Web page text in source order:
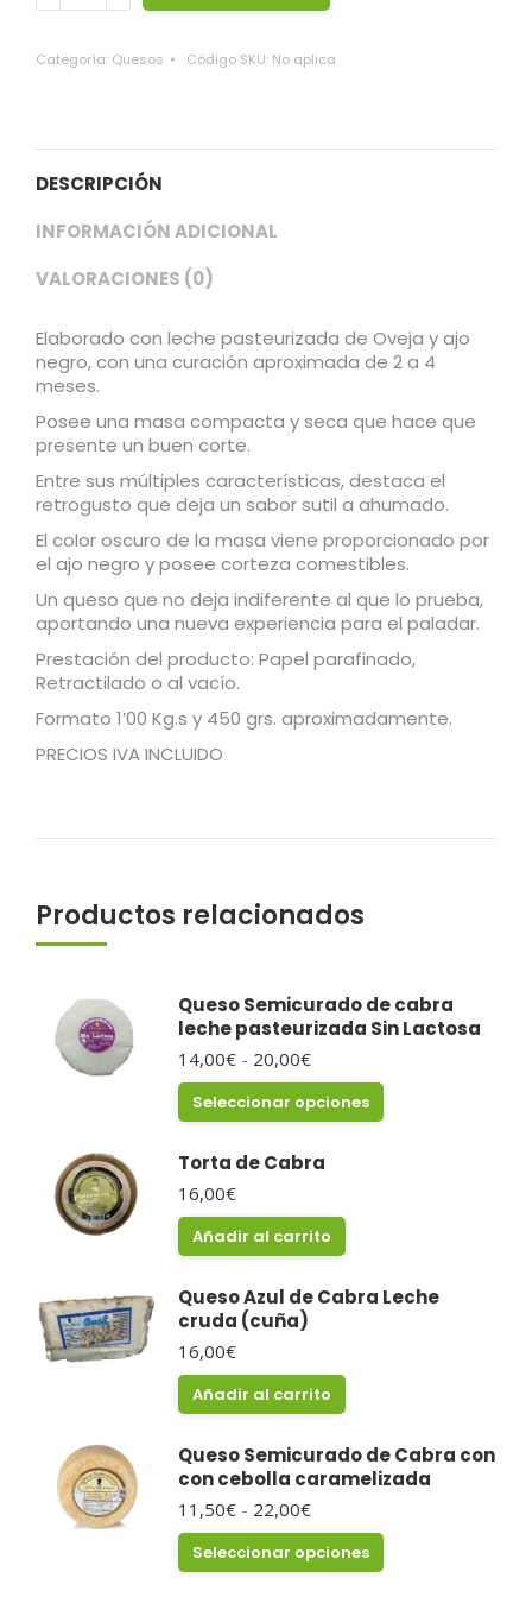
oveja
ajo
Categoría: Quesos Código SKU: No aplica
DESCRIPCIÓN
INFORMACIÓN ADICIONAL
VALORACIONES (0)
Elaborado con leche pasteurizada de Oveja y ajo
negro, con una curación aproximada de 2 a 4
meses.
Posee una masa compacta y seca que hace que
presente un buen corte.
Entre sus múltiples características, destaca el
retrogusto que deja un sabor sutil a ahumado.
El color oscuro de la masa viene proporcionado por
el ajo negro y posee corteza comestibles.
Un queso que no deja indiferente al que lo prueba,
aportando una nueva experiencia para el paladar.
Prestación del producto: Papel parafinado,
Retractilado o al vacío.
Formato 1’00 Kg.s y 450 grs. aproximadamente.
PRECIOS IVA INCLUIDO
Productos relacionados
Queso Semicurado de cabra
leche pasteurizada Sin Lactosa
14,00€ - 20,00€Rango
de
precios:
desde
hasta
Seleccionar opciones Este
producto
elegir
Torta de Cabra
16,00€
Añadir al carrito
Queso Azul de Cabra Leche
cruda (cuña)
16,00€
Añadir al carrito
Queso Semicurado de Cabra con
con cebolla caramelizada
11,50€ - 22,00€Rango
de
precios:
desde
Seleccionar opciones Este
producto